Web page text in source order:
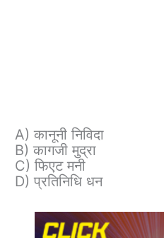
A) कानूनी निविदा
B) कागजी मुद्रा
C) फिएट मनी
D) प्रतिनिधि धन